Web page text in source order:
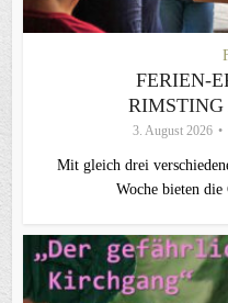
FERIEN-
3. August 2026
Mit gleich drei
Woche bieten